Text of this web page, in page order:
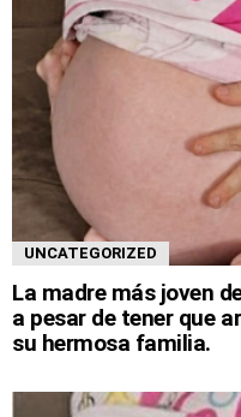
UNCATEGORIZED
La madre más joven
a pesar de tener que
su hermosa familia.